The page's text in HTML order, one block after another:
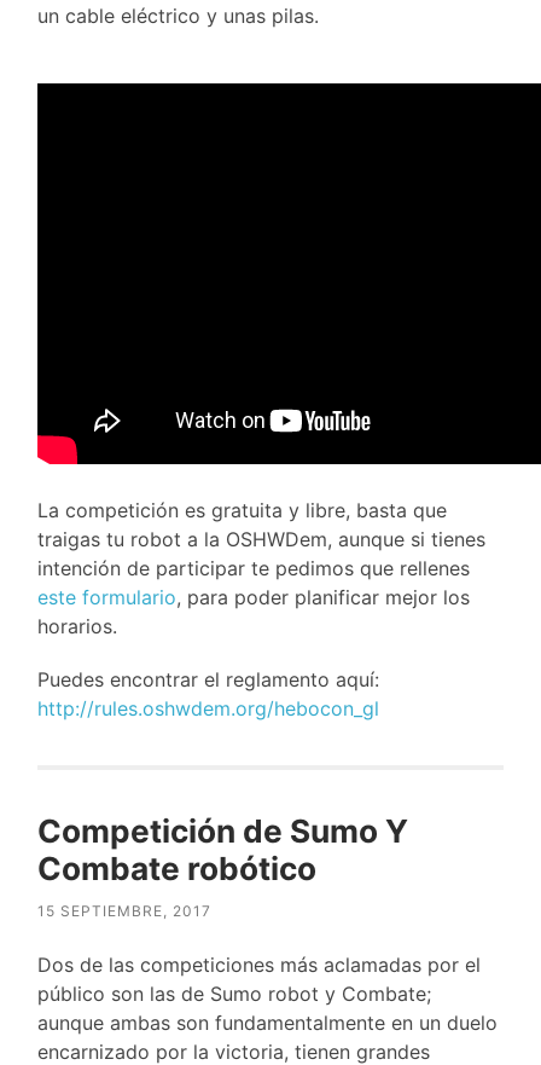
un cable eléctrico y unas pilas.
La competición es gratuita y libre, basta que
traigas tu robot a la OSHWDem, aunque si tienes
intención de participar te pedimos que rellenes
este formulario, para poder planificar mejor los
horarios.
Puedes encontrar el reglamento aquí:
http://rules.oshwdem.org/hebocon_gl
Competición de Sumo Y
Combate robótico
15 SEPTIEMBRE, 2017
Dos de las competiciones más aclamadas por el
público son las de Sumo robot y Combate;
aunque ambas son fundamentalmente en un duelo
encarnizado por la victoria, tienen grandes